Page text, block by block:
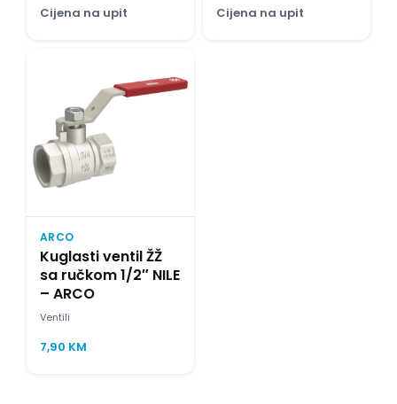
Cijena na upit Cijena na upit
ARCO
Kuglasti ventil ŽŽ
sa ručkom 1/2″ NILE
– ARCO
Ventili
7,90 KM